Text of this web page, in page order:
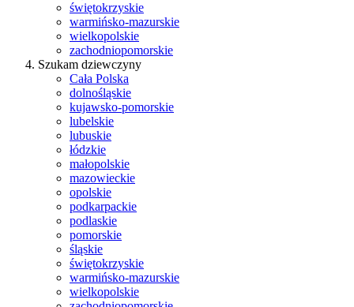
świętokrzyskie
warmińsko-mazurskie
wielkopolskie
zachodniopomorskie
Szukam dziewczyny
Cała Polska
dolnośląskie
kujawsko-pomorskie
lubelskie
lubuskie
łódzkie
małopolskie
mazowieckie
opolskie
podkarpackie
podlaskie
pomorskie
śląskie
świętokrzyskie
warmińsko-mazurskie
wielkopolskie